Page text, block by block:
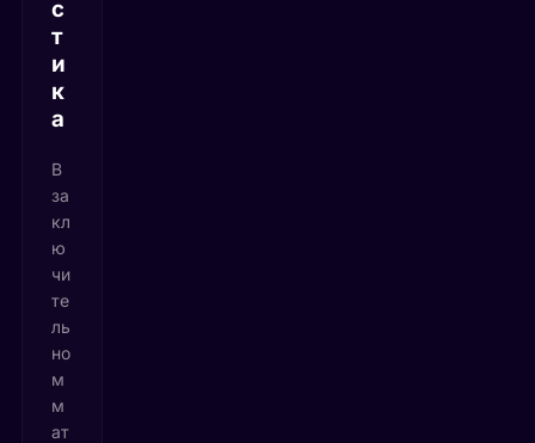
с
т
и
к
а
В
за
кл
ю
чи
те
ль
но
м
м
ат